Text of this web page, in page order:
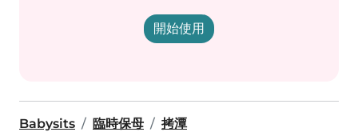
開始使用
Babysits 臨時保母 拷潭